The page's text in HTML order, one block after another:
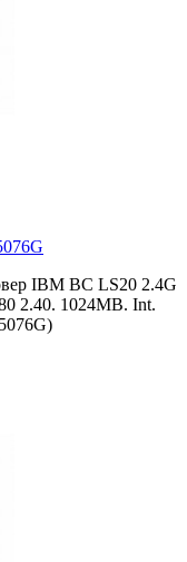
IBM BC LS20 2.4G
2.40. 1024MB. Int.